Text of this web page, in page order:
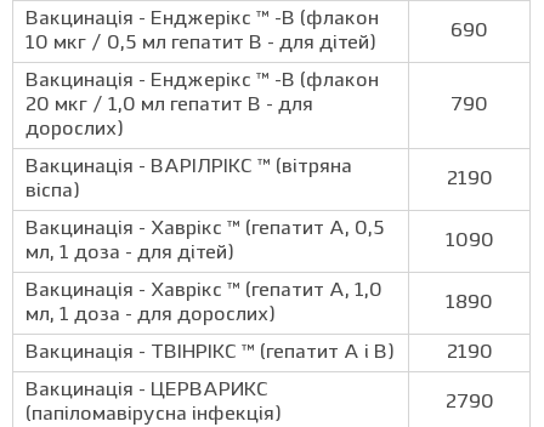
Вакцинація - Енджерікс ™ -В (флакон
10 мкг / 0,5 мл гепатит В - для дітей)
690
Вакцинація - Енджерікс ™ -В (флакон
20 мкг / 1,0 мл гепатит В - для
дорослих)
790
Вакцинація - ВАРІЛРІКС ™ (вітряна
віспа)
2190
Вакцинація - Хаврікс ™ (гепатит A, 0,5
мл, 1 доза - для дітей)
1090
Вакцинація - Хаврікс ™ (гепатит A, 1,0
мл, 1 доза - для дорослих)
1890
Вакцинація - ТВІНРІКС ™ (гепатит А і В)
2190
Вакцинація - ЦЕРВАРИКС
(папіломавірусна інфекція)
2790